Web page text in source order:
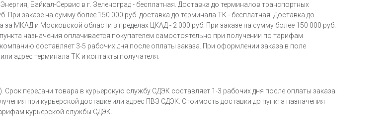
Байкал-Сервис в г. Зеленоград - бесплатная. Доставка до терминалов транспортных
заказе на сумму более 150 000 руб. доставка до терминала ТК - бесплатная. Доставка до
МКАД и Московской области в пределах ЦКАД - 2 000 руб. При заказе на сумму более 150 000 руб.
назначения оплачивается покупателем самостоятельно при получении по тарифам
составляет 3-5 рабочих дня после оплаты заказа. При оформлении заказа в поле
адрес терминала ТК и контакты получателя.
передачи товара в курьерскую службу СДЭК составляет 1-3 рабочих дня после оплаты заказа.
при курьерской доставке или адрес ПВЗ СДЭК. Стоимость доставки до пункта назначения
курьерской службы СДЭК.